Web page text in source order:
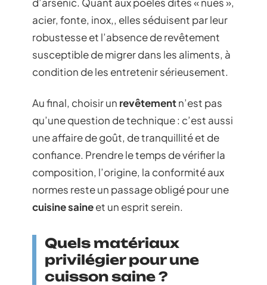
acier, fonte, inox,, elles séduisent par leur
robustesse et l’absence de revêtement
susceptible de migrer dans les aliments, à
condition de les entretenir sérieusement.
Au final, choisir un revêtementn’est pas
qu’une question de technique : c’est aussi
une affaire de goût, de tranquillité et de
confiance. Prendre le temps de vérifier la
composition, l’origine, la conformité aux
normes reste un passage obligé pour une
cuisine saineet un esprit serein.
Quels matériaux
privilégier pour une
cuisson saine ?